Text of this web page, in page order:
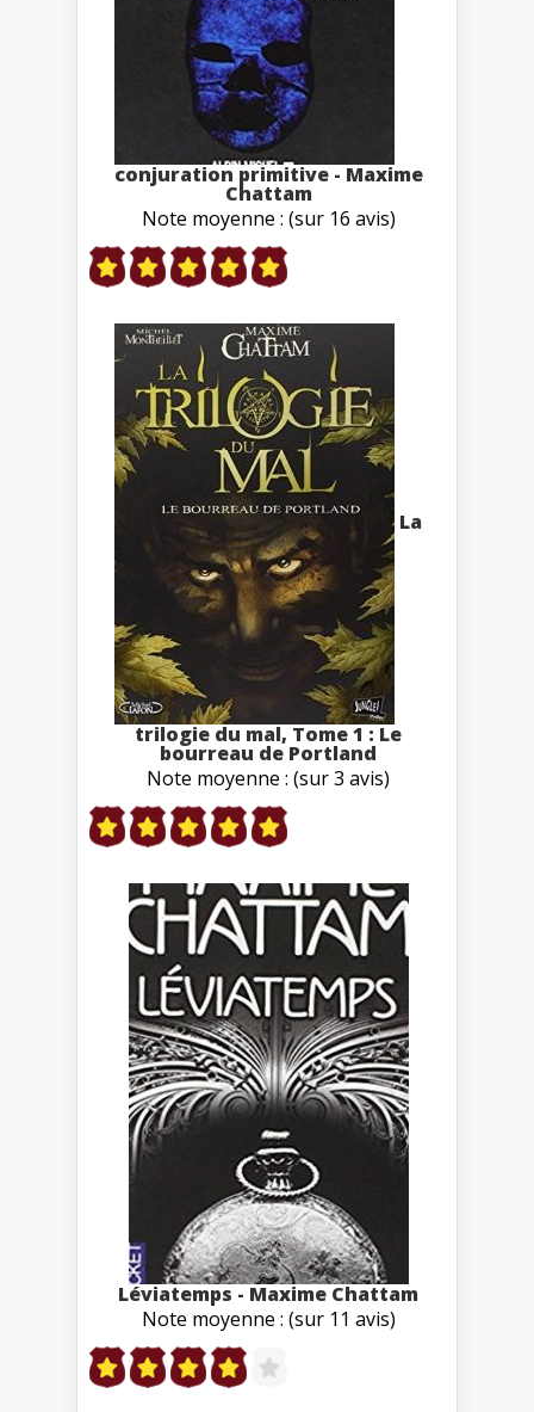
conjuration primitive - Maxime
Chattam
Note moyenne : (sur 16 avis)
La
trilogie du mal, Tome 1 : Le
bourreau de Portland
Note moyenne : (sur 3 avis)
Léviatemps - Maxime Chattam
Note moyenne : (sur 11 avis)